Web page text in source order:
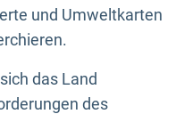
und Umweltkarten
das Land
des